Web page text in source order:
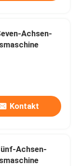
Achsen-
Kontakt
Achsen-